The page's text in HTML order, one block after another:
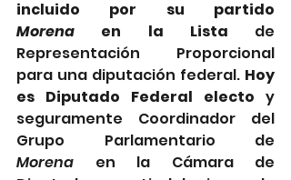
Morena en la Lista de
Representación Proporcional
para una diputación federal. Hoy
es Diputado Federal electo y
seguramente Coordinador del
Morena en la Cámara de